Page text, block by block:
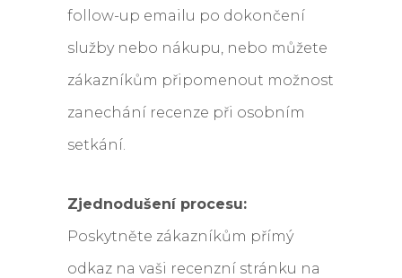
follow-up emailu po dokončení
služby nebo nákupu, nebo můžete
zákazníkům připomenout možnost
zanechání recenze při osobním
setkání.
Zjednodušení procesu:
Poskytněte zákazníkům přímý
odkaz na vaši recenzní stránku na